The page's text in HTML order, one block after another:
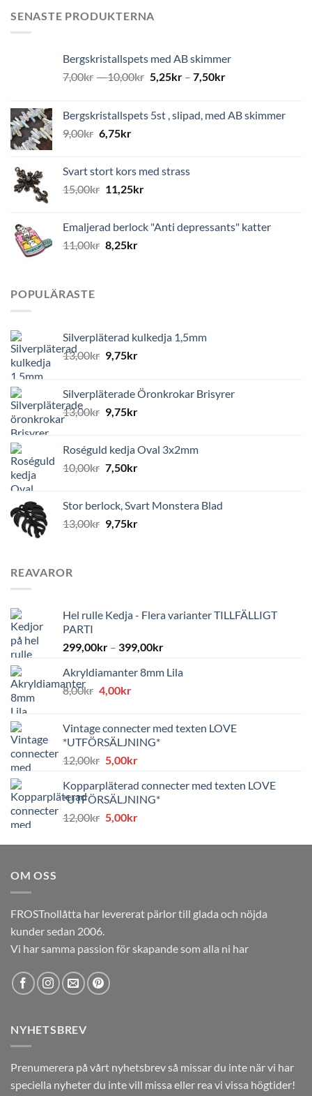
SENASTE PRODUKTERNA
Bergskristallspets med AB skimmer
7,00kr –10,00kr 5,25kr– 7,50kr
Bergskristallspets 5st , slipad, med AB skimmer
9,00kr 6,75kr
Svart stort kors med strass
15,00kr 11,25kr
Emaljerad berlock "Anti depressants" katter
11,00kr 8,25kr
POPULÄRASTE
Silverpläterad kulkedja 1,5mm
13,00kr 9,75kr
Silverpläterade Öronkrokar Brisyrer
13,00kr 9,75kr
Roséguld kedja Oval 3x2mm
10,00kr 7,50kr
Stor berlock, Svart Monstera Blad
13,00kr 9,75kr
REAVAROR
Hel rulle Kedja - Flera varianter TILLFÄLLIGT
PARTI
299,00kr – 399,00kr
Akryldiamanter 8mm Lila
8,00kr Det
var:
8,00kr.
4,00krDet
är:
4,00kr.
Vintage connecter med texten LOVE
*UTFÖRSÄLJNING*
12,00kr Det
priset
var:
12,00kr.
5,00krDet
priset
är:
5,00kr.
Kopparpläterad connecter med texten LOVE
*UTFÖRSÄLJNING*
12,00kr Det
priset
5,00krDet
priset
OM OSS
FROSTnollåtta har levererat pärlor till glada och nöjda
kunder sedan 2006.
Vi har samma passion för skapande som alla ni har
NYHETSBREV
Prenumerera på vårt nyhetsbrev så missar du inte när vi har
speciella nyheter du inte vill missa eller rea vi vissa högtider!